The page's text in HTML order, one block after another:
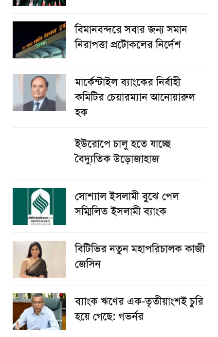
বিমানবন্দরে সবার জন্য সমান
নিরাপত্তা প্রটোকলের নির্দেশ
মার্কেন্টাইল ব্যাংকের নির্বাহী
কমিটির চেয়ারম্যান আনোয়ারুল
হক
ইউরোপে চালু হতে যাচ্ছে
বৈদ্যুতিক উড়োজাহাজ
সোশ্যাল ইসলামী বুঝে পেল
সম্মিলিত ইসলামী ব্যাংক
বিটিভির নতুন মহাপরিচালক কাজী
জেসিন
ব্যাংক ঋণের এক-তৃতীয়াংশই চুরি
হয়ে গেছে: গভর্নর